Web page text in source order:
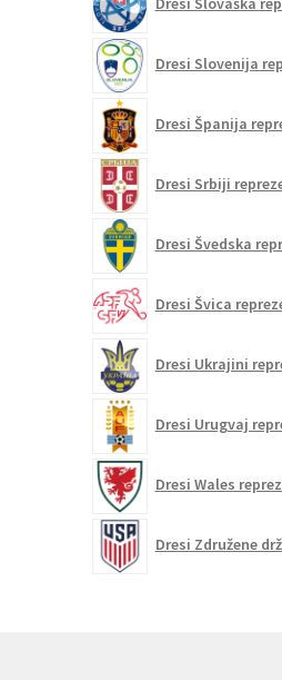
Dresi Slovenija
Dresi Španija
Dresi Srbiji
Dresi Švedska
Dresi Švica
Dresi Ukrajini
Dresi Urugvaj
Dresi Wales
Dresi Združene